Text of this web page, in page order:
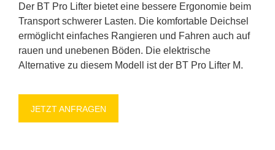
Der BT Pro Lif­ter bie­tet eine bes­se­re Er­go­no­mie beim
Trans­port schwe­rer Las­ten. Die kom­for­ta­ble Deich­sel
er­mög­licht ein­fa­ches Ran­gie­ren und Fah­ren auch auf
rau­en und un­ebe­nen Bö­den. Die elek­tri­sche
Al­ter­na­ti­ve zu die­sem Mo­dell ist der BT Pro Lif­ter M.
JETZT AN­FRA­GEN